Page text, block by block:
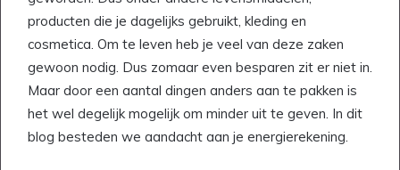
producten die je dagelijks gebruikt, kleding en
cosmetica. Om te leven heb je veel van deze zaken
gewoon nodig. Dus zomaar even besparen zit er niet in.
Maar door een aantal dingen anders aan te pakken is
het wel degelijk mogelijk om minder uit te geven. In dit
blog besteden we aandacht aan je energierekening.